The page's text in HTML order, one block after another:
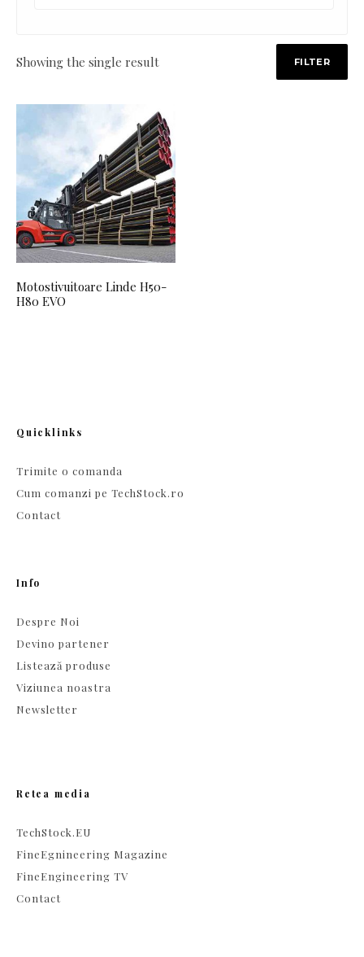
Showing the single result FILTER
Motostivuitoare Linde H50-
H80 EVO
Quicklinks
Trimite o comanda
Cum comanzi pe TechStock.ro
Contact
Info
Despre Noi
Devino partener
Listează produse
Viziunea noastra
Newsletter
Retea media
TechStock.EU
FineEgnineering Magazine
FineEngineering TV
Contact